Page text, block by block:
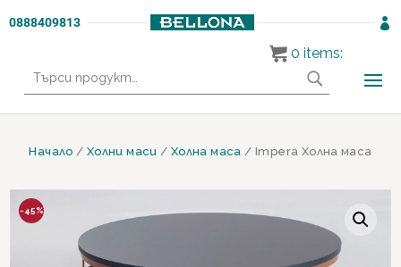
0888409813 
за:
Начало / Холни маси / Холна маса / Impera Холна маса
-45%
0 items: